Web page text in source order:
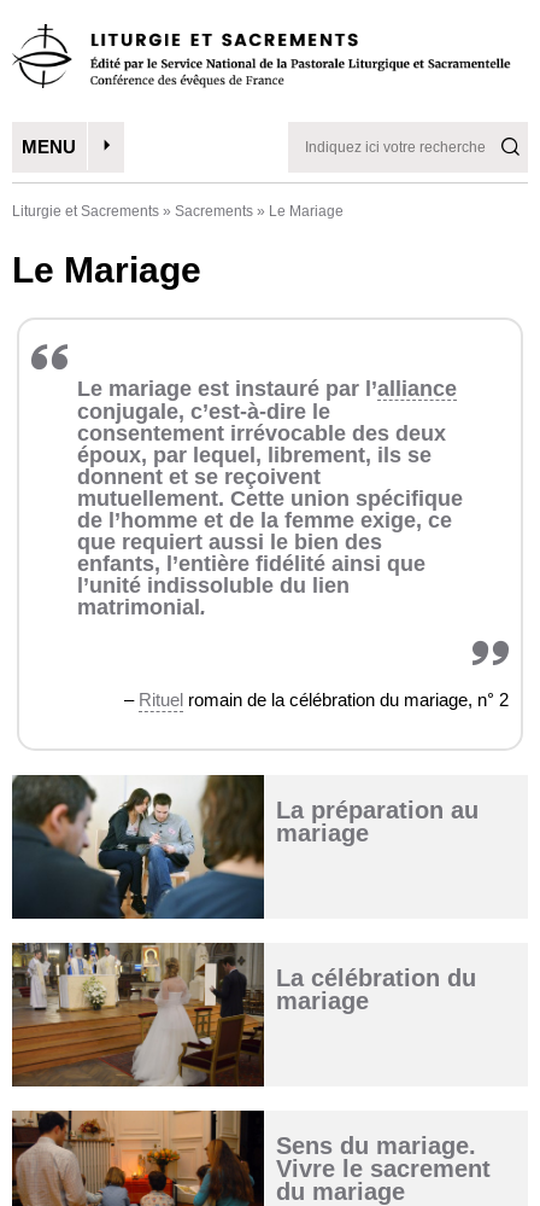
MENU
Liturgie et Sacrements » Sacrements » Le Mariage
Le Mariage
Le mariage est instauré par l’alliance
conjugale, c’est-à-dire le
consentement irrévocable des deux
époux, par lequel, librement, ils se
donnent et se reçoivent
mutuellement. Cette union spécifique
de l’homme et de la femme exige, ce
que requiert aussi le bien des
enfants, l’entière fidélité ainsi que
l’unité indissoluble du lien
matrimonial .
– Rituel romain de la célébration du mariage, n° 2
La préparation au
mariage
La célébration du
mariage
Sens du mariage.
Vivre le sacrement
du mariage